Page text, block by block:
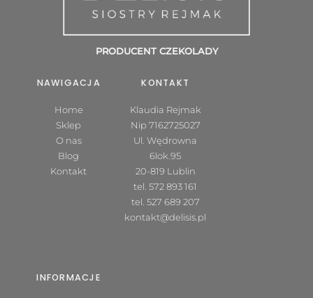
PRODUCENT CZEKOLADY
NAWIGACJA
Home
Sklep
O nas
Blog
Kontakt
KONTAKT
Klaudia Rejmak
Nip 7162725027
Ul. Wędrowna
6lok.95
20-819 Lublin
tel.572 893 161
tel. 527 689 207
kontakt@delisis.pl
INFORMACJE